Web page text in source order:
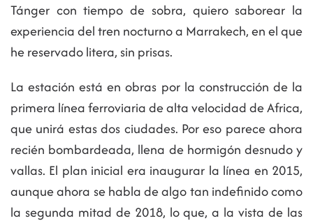
Tánger con tiempo de sobra, quiero saborear la
experiencia del tren nocturno a Marrakech, en el que
he reservado litera, sin prisas.
La estación está en obras por la construcción de la
primera línea ferroviaria de alta velocidad de Africa,
que unirá estas dos ciudades. Por eso parece ahora
recién bombardeada, llena de hormigón desnudo y
vallas. El plan inicial era inaugurar la línea en 2015,
aunque ahora se habla de algo tan indefinido como
la segunda mitad de 2018, lo que, a la vista de las